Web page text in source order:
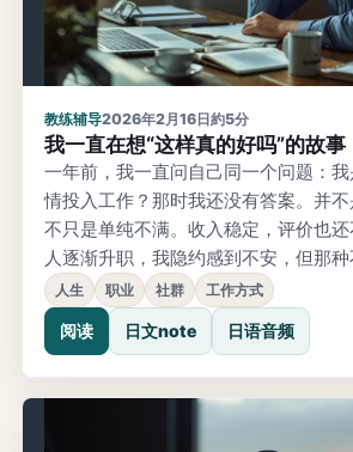
教练辅导2026年2月16日約5分
我一直在想“这样真的好吗”的故事
一年前，我一直问自己同一个问题：
情投入工作？那时我还没有答案。并
不只是单纯不满。收入稳定，评价也
人逐渐升职，我隐约感到不安，但那
职。真正的问题是，我是否在自己的人
着。进入职业中段后，除了实际工作，
项目管理职责，能主动倾注热量的工作
人生 职业 社群 工作方式
阅读 日文note 日语音频